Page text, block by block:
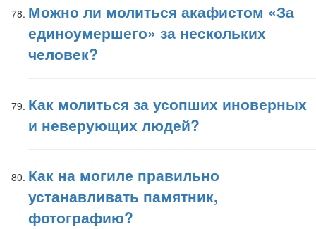
Можно ли молиться акафистом «За
единоумершего» за нескольких
человек?
Как молиться за усопших иноверных
и неверующих людей?
Как на могиле правильно
устанавливать памятник,
фотографию?